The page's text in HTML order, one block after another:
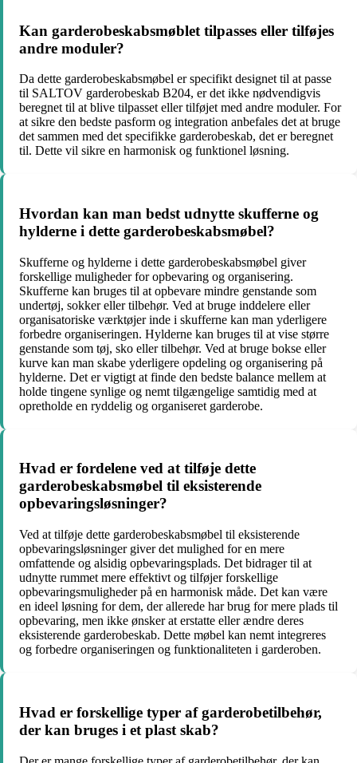
Kan garderobeskabsmøblet tilpasses eller tilføjes
andre moduler?
Da dette garderobeskabsmøbel er specifikt designet til at passe
til SALTOV garderobeskab B204, er det ikke nødvendigvis
beregnet til at blive tilpasset eller tilføjet med andre moduler. For
at sikre den bedste pasform og integration anbefales det at bruge
det sammen med det specifikke garderobeskab, det er beregnet
til. Dette vil sikre en harmonisk og funktionel løsning.
Hvordan kan man bedst udnytte skufferne og
hylderne i dette garderobeskabsmøbel?
Skufferne og hylderne i dette garderobeskabsmøbel giver
forskellige muligheder for opbevaring og organisering.
Skufferne kan bruges til at opbevare mindre genstande som
undertøj, sokker eller tilbehør. Ved at bruge inddelere eller
organisatoriske værktøjer inde i skufferne kan man yderligere
forbedre organiseringen. Hylderne kan bruges til at vise større
genstande som tøj, sko eller tilbehør. Ved at bruge bokse eller
kurve kan man skabe yderligere opdeling og organisering på
hylderne. Det er vigtigt at finde den bedste balance mellem at
holde tingene synlige og nemt tilgængelige samtidig med at
opretholde en ryddelig og organiseret garderobe.
Hvad er fordelene ved at tilføje dette
garderobeskabsmøbel til eksisterende
opbevaringsløsninger?
Ved at tilføje dette garderobeskabsmøbel til eksisterende
opbevaringsløsninger giver det mulighed for en mere
omfattende og alsidig opbevaringsplads. Det bidrager til at
udnytte rummet mere effektivt og tilføjer forskellige
opbevaringsmuligheder på en harmonisk måde. Det kan være
en ideel løsning for dem, der allerede har brug for mere plads til
opbevaring, men ikke ønsker at erstatte eller ændre deres
eksisterende garderobeskab. Dette møbel kan nemt integreres
og forbedre organiseringen og funktionaliteten i garderoben.
Hvad er forskellige typer af garderobetilbehør,
der kan bruges i et plast skab?